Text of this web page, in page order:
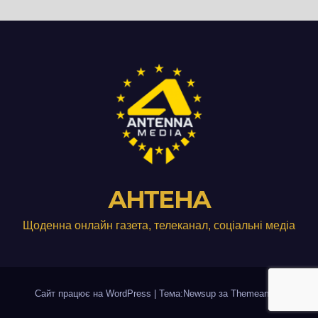
АНТЕНА
Щоденна онлайн газета, телеканал, соціальні медіа
Сайт працює на WordPress | Тема:Newsup за Themeansar